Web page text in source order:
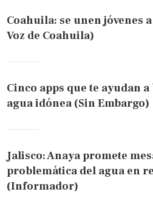
Coahuila: se unen jóvenes
Voz de Coahuila)
Cinco apps que te ayudan
agua idónea (Sin Embargo)
Jalisco: Anaya promete
problemática del agua en
(Informador)